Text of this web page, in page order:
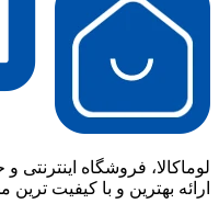
لوماکالا، فروشگاه
ارائه بهترین و با کیفیت